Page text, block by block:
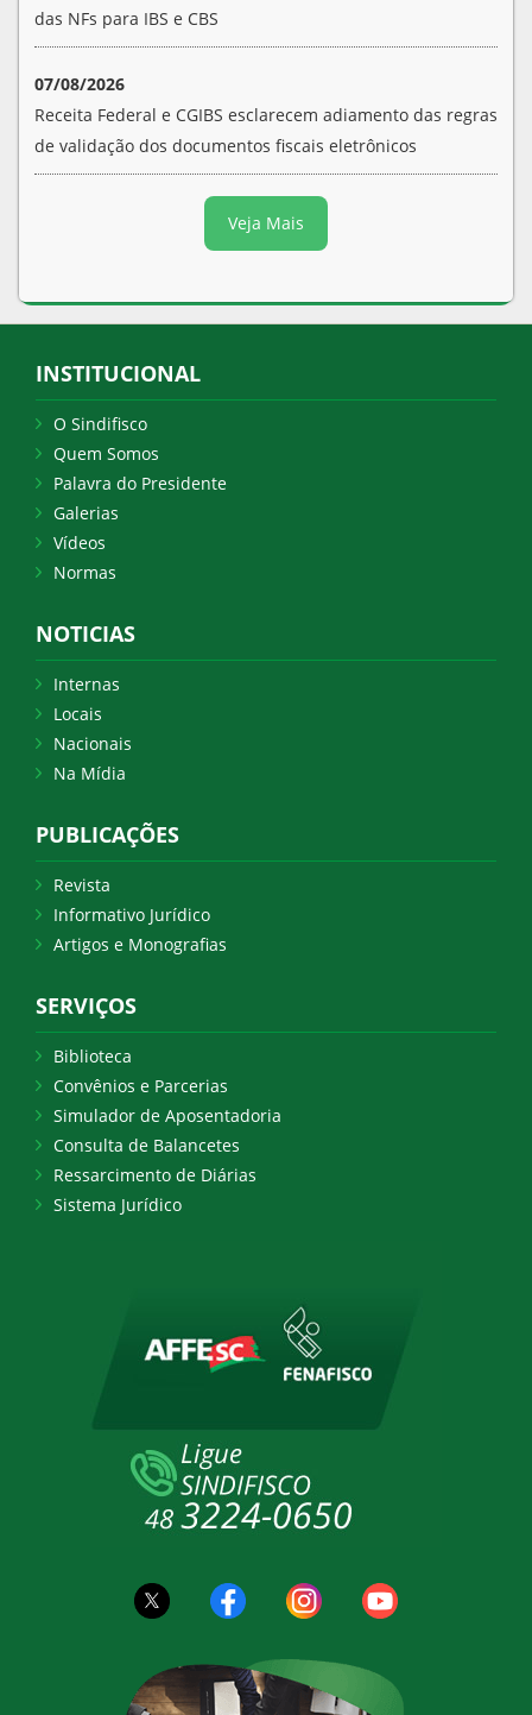
das NFs para IBS e CBS
07/08/2026
Receita Federal e CGIBS esclarecem adiamento das regras
de validação dos documentos fiscais eletrônicos
Veja Mais
INSTITUCIONAL
O Sindifisco
Quem Somos
Palavra do Presidente
Galerias
Vídeos
Normas
NOTICIAS
Internas
Locais
Nacionais
Na Mídia
PUBLICAÇÕES
Revista
Informativo Jurídico
Artigos e Monografias
SERVIÇOS
Biblioteca
Convênios e Parcerias
Simulador de Aposentadoria
Consulta de Balancetes
Ressarcimento de Diárias
Sistema Jurídico